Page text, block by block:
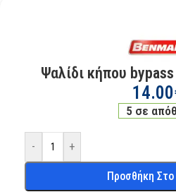
Ψαλίδι κήπου
14.00
5 σε
- +
Προσθήκη Στο